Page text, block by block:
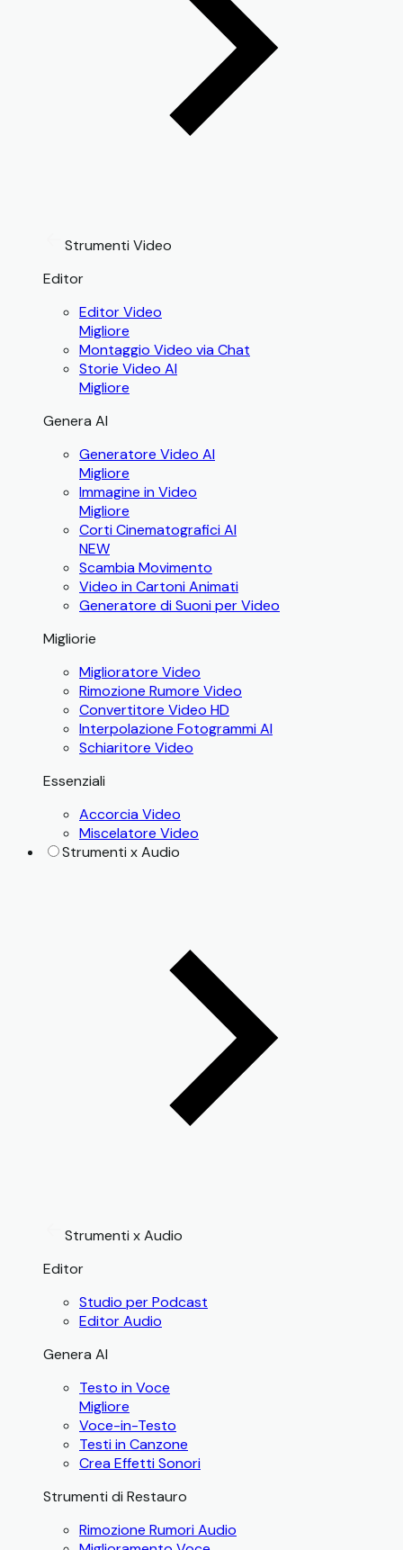
Strumenti Video
Editor
Editor Video
Migliore
Montaggio Video via Chat
Storie Video AI
Migliore
Genera AI
Generatore Video AI
Migliore
Immagine in Video
Migliore
Corti Cinematografici AI
NEW
Scambia Movimento
Video in Cartoni Animati
Generatore di Suoni per Video
Migliorie
Miglioratore Video
Rimozione Rumore Video
Convertitore Video HD
Interpolazione Fotogrammi AI
Schiaritore Video
Essenziali
Accorcia Video
Miscelatore Video
Strumenti x Audio
Strumenti x Audio
Editor
Studio per Podcast
Editor Audio
Genera AI
Testo in Voce
Migliore
Voce-in-Testo
Testi in Canzone
Crea Effetti Sonori
Strumenti di Restauro
Rimozione Rumori Audio